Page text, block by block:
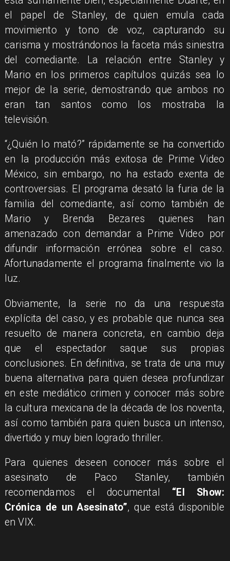
el papel de Stanley, de quien emula cada
movimiento y tono de voz, capturando su
carisma y mostrándonos la faceta más siniestra
del comediante. La relación entre Stanley y
Mario en los primeros capítulos quizás sea lo
mejor de la serie, demostrando que ambos no
eran tan santos como los mostraba la
televisión.
“¿Quién lo mató?” rápidamente se ha convertido
en la producción más exitosa de Prime Video
México, sin embargo, no ha estado exenta de
controversias. El programa desató la furia de la
familia del comediante, así como también de
Mario y Brenda Bezares quienes han
amenazado con demandar a Prime Video por
difundir información errónea sobre el caso.
Afortunadamente el programa finalmente vio la
luz.
Obviamente, la serie no da una respuesta
explícita del caso, y es probable que nunca sea
resuelto de manera concreta, en cambio deja
que el espectador saque sus propias
conclusiones. En definitiva, se trata de una muy
buena alternativa para quien desea profundizar
en este mediático crimen y conocer más sobre
la cultura mexicana de la década de los noventa,
así como también para quien busca un intenso,
divertido y muy bien logrado thriller.
Para quienes deseen conocer más sobre el
asesinato de Paco Stanley, también
recomendamos el documental “El Show:
Crónica de un Asesinato”, que está disponible
en VIX.